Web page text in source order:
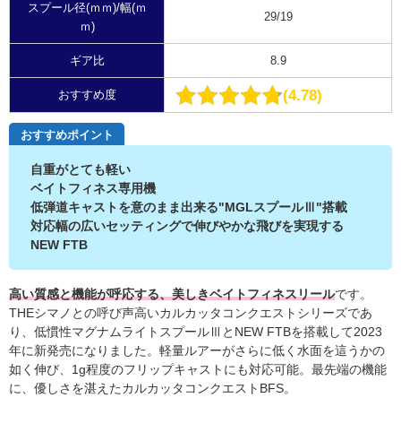
スプール径(ｍｍ)/幅(ｍ
ｍ)
29/19
ギア比 8.9
おすすめ度 4.78
おすすめポイント
自重がとても軽い
ベイトフィネス専用機
低弾道キャストを意のまま出来る"MGLスプールⅢ"搭載
対応幅の広いセッティングで伸びやかな飛びを実現する
NEW FTB
高い質感と機能が呼応する、美しきベイトフィネスリールです。
THEシマノとの呼び声高いカルカッタコンクエストシリーズであ
り、 低慣性マグナムライトスプールⅢとNEW FTBを搭載して2023
年に新発売になりました。軽量ルアーがさらに低く水面を這うかの
如く伸び、1g程度のフリップキャストにも対応可能。最先端の機能
に、優しさを湛えたカルカッタコンクエストBFS。